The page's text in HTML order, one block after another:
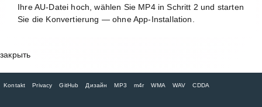
Ihre AU-Datei hoch, wählen Sie MP4 in Schritt 2 und starten
Sie die Konvertierung — ohne App-Installation.
закрыть
Kontakt Privacy GitHub Дизайн MP3 m4r WMA WAV CDDA